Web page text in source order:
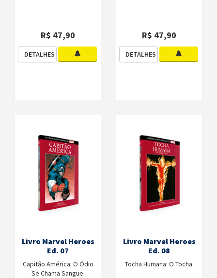
R$ 47,90
DETALHES
R$ 47,90
DETALHES
Livro Marvel Heroes
Ed. 07
Capitão América: O Ódio
Se Chama Sangue.
Livro Marvel Heroes
Ed. 08
Tocha Humana: O Tocha.